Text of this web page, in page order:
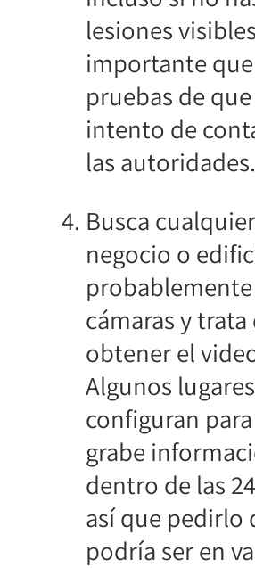
lesiones
importante
pruebas de
intento de
las autoridades.
Busca
negocio o
cámaras y trata
obtener el
Algunos
configuran
grabe
dentro de las
así que pedirlo
podría ser en